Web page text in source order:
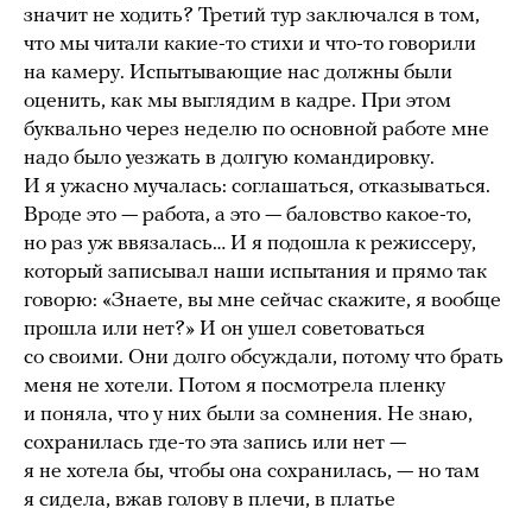
значит не ходить? Третий тур заключался в том,
что мы читали какие-то стихи и что-то говорили
на камеру. Испытывающие нас должны были
оценить, как мы выглядим в кадре. При этом
буквально через неделю по основной работе мне
надо было уезжать в долгую командировку.
И я ужасно мучалась: соглашаться, отказываться.
Вроде это — работа, а это — баловство какое-то,
но раз уж ввязалась… И я подошла к режиссеру,
который записывал наши испытания и прямо так
говорю: «Знаете, вы мне сейчас скажите, я вообще
прошла или нет?» И он ушел советоваться
со своими. Они долго обсуждали, потому что брать
меня не хотели. Потом я посмотрела пленку
и поняла, что у них были за сомнения. Не знаю,
сохранилась где-то эта запись или нет —
я не хотела бы, чтобы она сохранилась, — но там
я сидела, вжав голову в плечи, в платье